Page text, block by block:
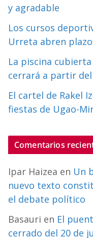
y agradable
Los cursos
Urreta abren
La piscina
cerrará a partir
El cartel de Rakel
fiestas de Ugao-
Comentarios
Ipar Haizea en Un
nuevo texto
el debate político
Basauri en El
cerrado del 20 de